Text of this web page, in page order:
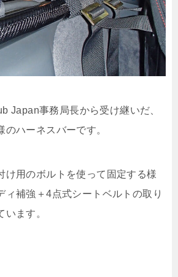
Japan事務局長から受け継いだ、
ハーネスバーです。
け用のボルトを使って固定する様
ィ補強＋4点式シートベルトの取り
ます。